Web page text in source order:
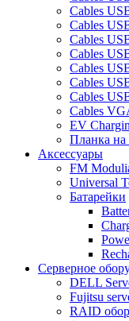
Cables
Cables
Cables
Cables
Cables
Cables
Cables
Cables
EV
Планка
Аксессуары
FM
Universal
Батарейки
Серверное
DELL
Fujitsu
RAID